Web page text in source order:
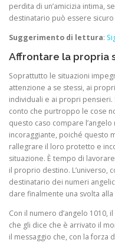
perdita di un’amicizia intima,
destinatario può essere
Suggerimento di lettura:
Affrontare la propria
Soprattutto le situazioni
attenzione a se stessi, ai
individuali e ai propri
conto che purtroppo le cose
questo caso compare
incoraggiante, poiché questo
rallegrare il loro protetto e
situazione. È tempo di
il proprio destino. L’universo,
destinatario dei numeri
dare finalmente una svolta
Con il numero d’angelo 1010,
che gli dice che è arrivato il
il messaggio che, con la forza